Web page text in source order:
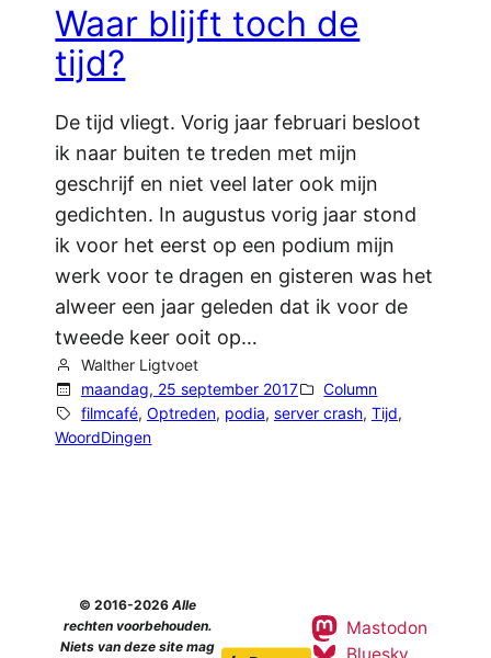
Waar blijft toch de
tijd?
De tijd vliegt. Vorig jaar februari besloot
ik naar buiten te treden met mijn
geschrijf en niet veel later ook mijn
gedichten. In augustus vorig jaar stond
ik voor het eerst op een podium mijn
werk voor te dragen en gisteren was het
alweer een jaar geleden dat ik voor de
tweede keer ooit op…
Walther Ligtvoet
maandag, 25 september 2017
Column
filmcafé, Optreden, podia, server crash, Tijd,
WoordDingen
© 2016-2026Alle
rechten voorbehouden.
Niets van deze site mag
Mastodon